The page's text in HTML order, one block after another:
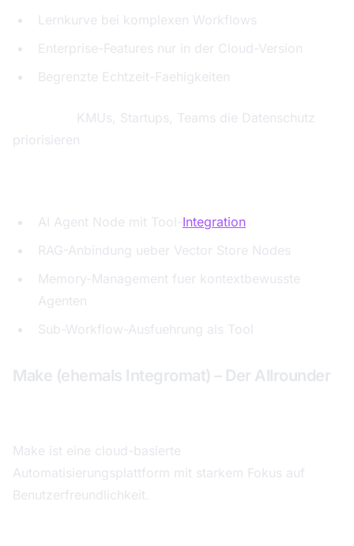
Lernkurve bei komplexen Workflows
Enterprise-Features nur in der Cloud-Version
Begrenzte Echtzeit-Faehigkeiten
KMUs, Startups, Teams die Datenschutz
priorisieren
AI Agent Node mit Tool- Integration
RAG-Anbindung ueber Vector Store Nodes
Memory-Management fuer kontextbewusste
Agenten
Sub-Workflow-Ausfuehrung als Tool
Make (ehemals Integromat) – Der Allrounder
Make ist eine cloud-basierte
Automatisierungsplattform mit starkem Fokus auf
Benutzerfreundlichkeit.